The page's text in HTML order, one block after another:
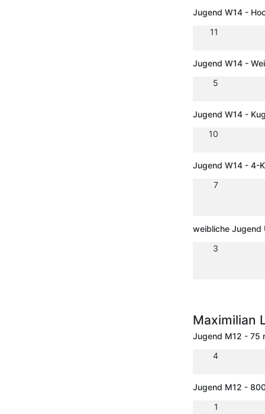
Jugend W14 -
11
Jugend W14 -
5
Jugend W14 -
10
Jugend W14 - 4-
7
weibliche Jugend
3
Maximilian
Jugend M12 - 75
4
Jugend M12 -
1